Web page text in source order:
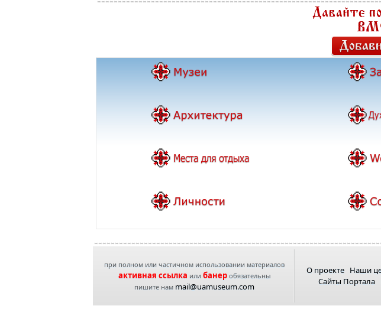
при полном или частичном использовании материалов
активная ссылка или банеробязательны
пишите нам mail@uamuseum.com
О проекте Наши
Сайты Портала